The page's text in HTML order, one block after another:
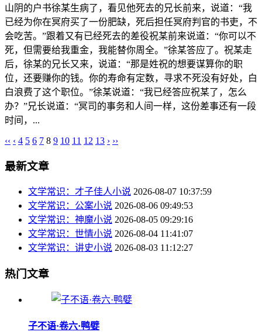
山阴的户书徐某生病了，看见他死去的兄长前来，说道：“我
已经为你在冥府买了一份肥缺，死后担任冥府判官的书吏，不
会吃苦。”跟着又有已经死去的差役祝某前来说道：“你可以不
死，但需要给我重金，我能替你周全。”徐某答应了。祝某走
后，徐某的兄长又来，说道：“那是姓祝的想要谋算你的职
位，还要赚你的钱。你的寿命有定数，寻求不死没有好处，白
白浪费了这个职位。”徐某说道：“我已经答应祝某了，怎么
办？”兄长说道：“冥司的事务和人间一样，这份差事还有一段
时间，...
‹‹ ‹ 4 5 6 7 8 9 10 11 12 13 › ››
最新文章
文学常识：才子佳人小说 2026-08-07 10:37:59
文学常识：公案小说 2026-08-06 09:49:53
文学常识：神魔小说 2026-08-05 09:29:16
文学常识：世情小说 2026-08-04 11:41:07
文学常识：讲史小说 2026-08-03 11:12:27
热门文章
子不语·卷六·鸭嬖